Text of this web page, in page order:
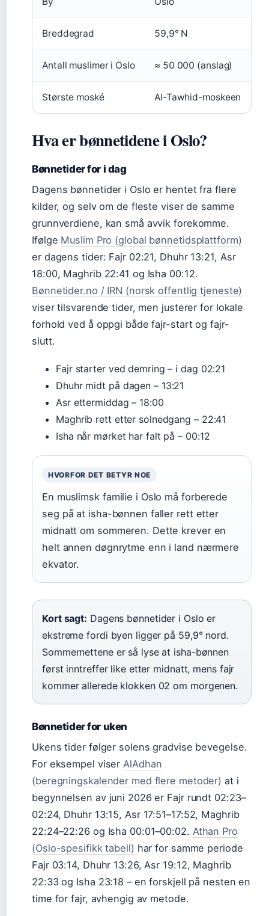
Breddegrad 59,9° N
Antall muslimer i Oslo ≈ 50 000 (anslag)
Største moské Al-Tawhid-moskeen
Hva er bønnetidene i Oslo?
Bønnetider for i dag
Dagens bønnetider i Oslo er hentet fra flere
kilder, og selv om de fleste viser de samme
grunnverdiene, kan små avvik forekomme.
Ifølge Muslim Pro (global bønnetidsplattform)
er dagens tider: Fajr 02:21, Dhuhr 13:21, Asr
18:00, Maghrib 22:41 og Isha 00:12.
Bønnetider.no / IRN (norsk offentlig tjeneste)
viser tilsvarende tider, men justerer for lokale
forhold ved å oppgi både fajr-start og fajr-
slutt.
Fajr starter ved demring – i dag 02:21
Dhuhr midt på dagen – 13:21
Asr ettermiddag – 18:00
Maghrib rett etter solnedgang – 22:41
Isha når mørket har falt på – 00:12
HVORFOR DET BETYR NOE
En muslimsk familie i Oslo må forberede
seg på at isha-bønnen faller rett etter
midnatt om sommeren. Dette krever en
helt annen døgnrytme enn i land nærmere
ekvator.
Kort sagt: Dagens bønnetider i Oslo er
ekstreme fordi byen ligger på 59,9° nord.
Sommernettene er så lyse at isha-bønnen
først inntreffer like etter midnatt, mens fajr
kommer allerede klokken 02 om morgenen.
Bønnetider for uken
Ukens tider følger solens gradvise bevegelse.
For eksempel viserAlAdhan
(beregningskalender med flere metoder) at i
begynnelsen av juni 2026 er Fajr rundt 02:23–
02:24, Dhuhr 13:15, Asr 17:51–17:52, Maghrib
22:24–22:26 og Isha 00:01–00:02. Athan Pro
(Oslo-spesifikk tabell) har for samme periode
Fajr 03:14, Dhuhr 13:26, Asr 19:12, Maghrib
22:33 og Isha 23:18 – en forskjell på nesten en
time for fajr, avhengig av metode.